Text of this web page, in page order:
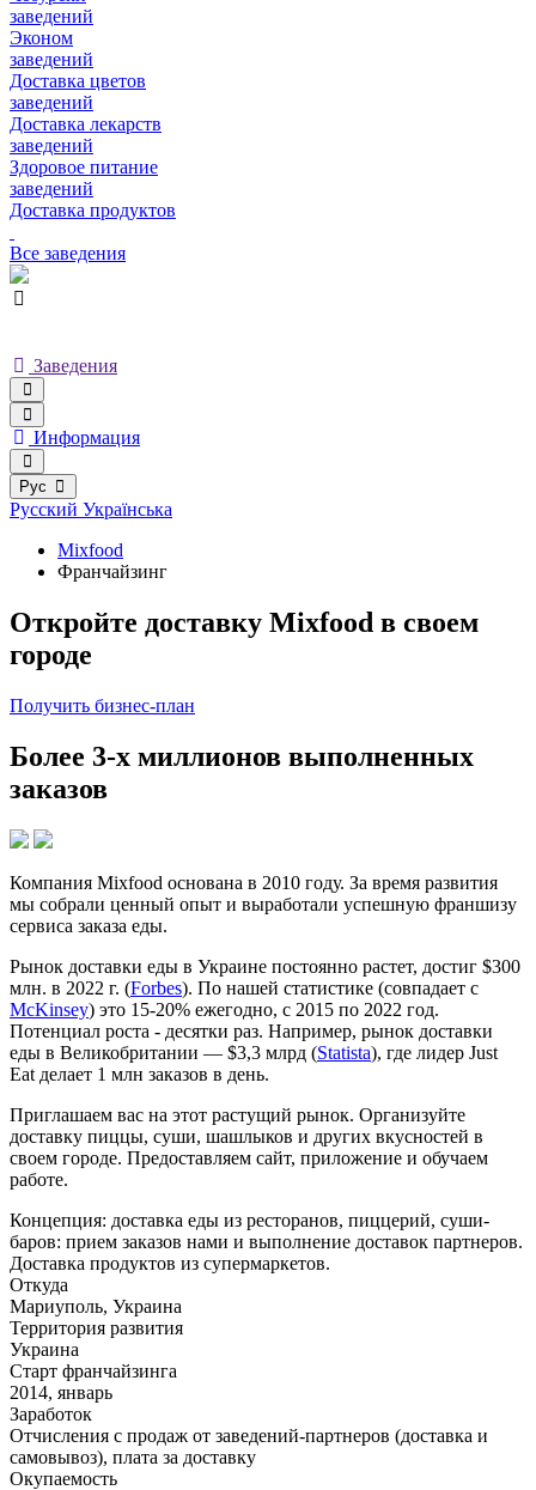
заведений
Эконом
заведений
Доставка цветов
заведений
Доставка лекарств
заведений
Здоровое питание
заведений
Доставка продуктов
Все заведения
Заведения
Информация
Рус
Русский Українська
Mixfood
Франчайзинг
Откройте доставку Mixfood в своем
городе
Получить бизнес-план
Более 3-х миллионов выполненных
заказов
Компания Mixfood основана в 2010 году. За время развития
мы собрали ценный опыт и выработали успешную франшизу
сервиса заказа еды.
Рынок доставки еды в Украине постоянно растет, достиг $300
млн. в 2022 г. (Forbes). По нашей статистике (совпадает с
McKinsey) это 15-20% ежегодно, с 2015 по 2022 год.
Потенциал роста - десятки раз. Например, рынок доставки
еды в Великобритании — $3,3 млрд (Statista), где лидер Just
Eat делает 1 млн заказов в день.
Приглашаем вас на этот растущий рынок. Организуйте
доставку пиццы, суши, шашлыков и других вкусностей в
своем городе. Предоставляем сайт, приложение и обучаем
работе.
Концепция: доставка еды из ресторанов, пиццерий, суши-
баров: прием заказов нами и выполнение доставок партнеров.
Доставка продуктов из супермаркетов.
Откуда
Мариуполь, Украина
Территория развития
Украина
Старт франчайзинга
2014, январь
Заработок
Отчисления с продаж от заведений-партнеров (доставка и
самовывоз), плата за доставку
Окупаемость